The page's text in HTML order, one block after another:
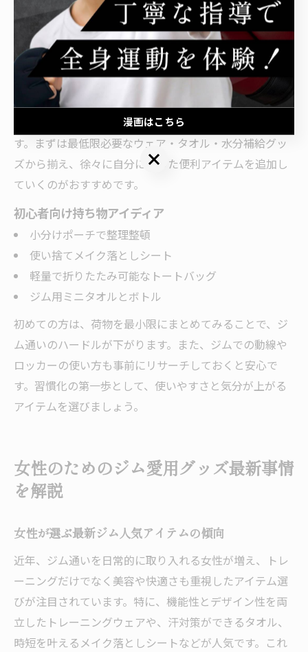
「洗濯可能」といった実用面も重視しましょう。口コミ
や実際の使用感を確認し、自分のライフスタイルに合っ
たものを選ぶことが失敗しないコツです。
ジム初心者におすすめの持ち物アイディア集
ジム初心者の方は、何を持っていけば良いか迷いがちで
す。まずは最低限必要なウェア・タオル・水分補給グッ
ズから揃え、徐々に自分に合った便利アイテムを追加し
ていくのがおすすめです。
初心者向け持ち物アイディア
小分けポーチで整理整頓
使い捨てメイク落としシート
軽量で折りたたみ可能なトートバッグ
ジム用ミニタオルとボトル
初めての方は、荷物を最小限にまとめてみることで、ジ
ム通いのハードルが下がります。また、ジムでの動線や
ロッカーの使い方も事前にリサーチしておくと安心で
す。習慣化の第一歩として、使いやすさと気分が上がる
アイテムを選びましょう。
女性のためのジム愛用グッズ最新事情
を解説
女性が選ぶ最新ジム人気アイテムの傾向
近年、ジム通いを日常的に取り入れる女性が増え、トレ
ーニングだけでなく美容や快適さも重視したアイテム選
びが注目されています。特に、機能性とデザイン性を両
立したトレーニングウェアや、汗対策ができるタオル、
時短を叶えるメイク落としシートなどが人気です。これ
漫画はこちら
漫画はこちら